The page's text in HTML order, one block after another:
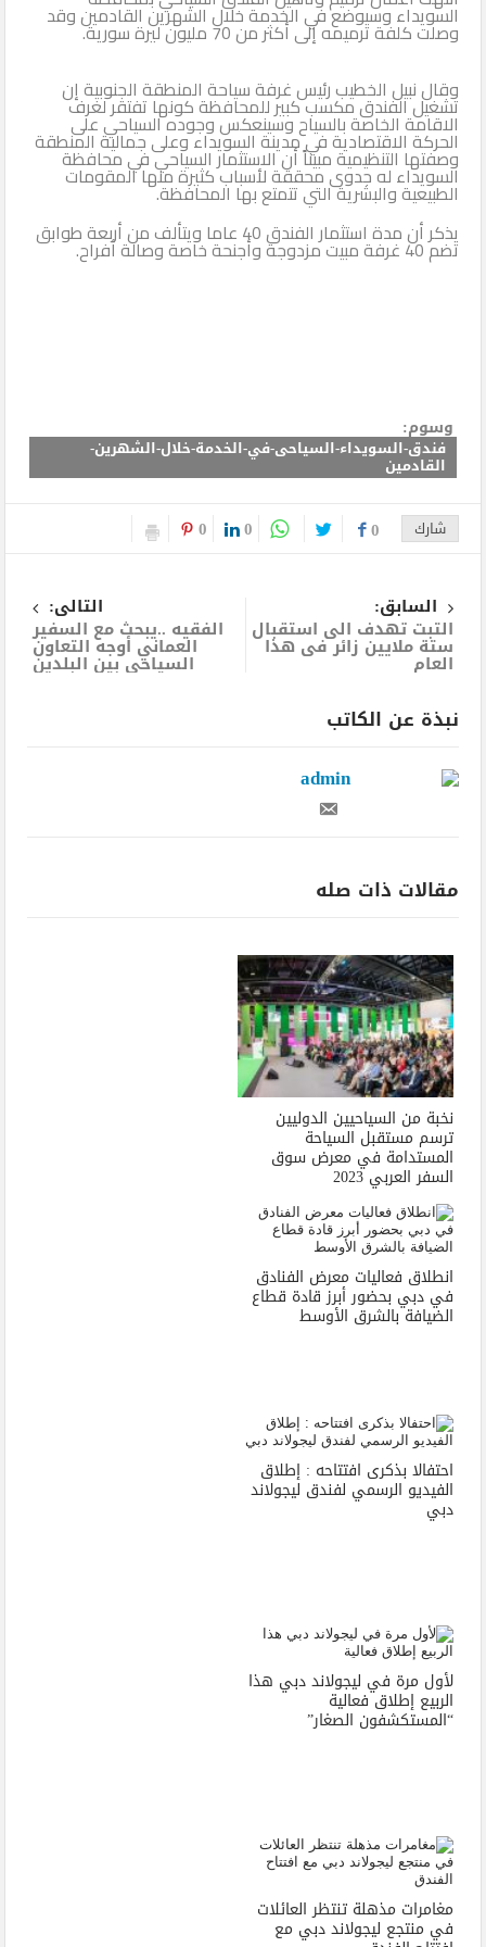
الثاني
السويداء وسيوضع في الخدمة خلال الشهرين القادمين وقد
وصلت كلفة ترميمه إلى أكثر من 70 مليون ليرة سورية.
وقال نبيل الخطيب رئيس غرفة سياحة المنطقة الجنوبية إن
تشغيل الفندق مكسب كبير للمحافظة كونها تفتقر لغرف
الاقامة الخاصة بالسياح وسينعكس وجوده السياحي على
الحركة الاقتصادية في مدينة السويداء وعلى جمالية المنطقة
وصفتها التنظيمية مبيناً أن الاستثمار السياحي في محافظة
السويداء له جدوى محققة لأسباب كثيرة منها المقومات
الطبيعية والبشرية التي تتمتع بها المحافظة.
يذكر أن مدة استثمار الفندق 40 عاما ويتألف من أربعة طوابق
تضم 40 غرفة مبيت مزدوجة وأجنحة خاصة وصالة أفراح.
وسوم:
فندق-السويداء-السياحى-في-الخدمة-خلال-الشهرين-
القادمين
شارك 0
0
0
السابق:
التبت تهدف الى استقبال
ستة ملايين زائر فى هذا
العام
التالى:
الفقيه ..يبحث مع السفير
العماني أوجه التعاون
السياحي بين البلدين
نبذة عن الكاتب
admin
مقالات ذات صله
نخبة من السياحيين الدوليين
ترسم مستقبل السياحة
المستدامة في معرض سوق
السفر العربي 2023
انطلاق فعاليات معرض الفنادق
في دبي بحضور أبرز قادة قطاع
الضيافة بالشرق الأوسط
احتفالا بذكرى افتتاحه : إطلاق
الفيديو الرسمي لفندق ليجولاند
دبي
لأول مرة في ليجولاند دبي هذا
الربيع إطلاق فعالية
“المستكشفون الصغار”
مغامرات مذهلة تنتظر العائلات
في منتجع ليجولاند دبي مع